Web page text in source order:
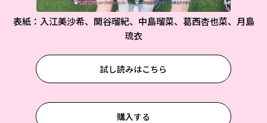
表紙：入江美沙希、関谷瑠紀、中島瑠菜、葛西杏也菜、月島
琉衣
試し読みはこちら
購入する